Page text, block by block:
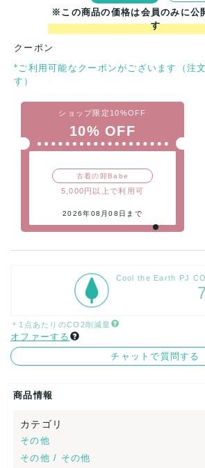
※この商品の価格は会員のみに公
す
クーポン
*ご利用可能なクーポンがございます（注
す）
ショップ限定10%OFF
10% OFF
古着の卸Babe
5,000円以上で利用可
2026年08月08日まで
Cool the Earth PJ
＊1点あたりのCO2削減量
オファーする
チャットで質問する
商品情報
カテゴリ
その他
その他 / その他